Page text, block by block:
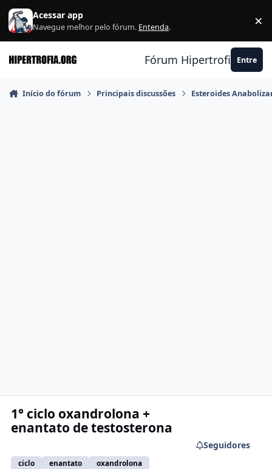
Ir para conteúdo
Acessar app
Navegue melhor pelo fórum. Entenda. ×
Fórum Hipertrofia.org
Entre
Início do fórum Principais discussões Esteroides
1° ciclo oxandrolona +
enantato de testosterona
ciclo enantato
oxandrolona
Seguidores